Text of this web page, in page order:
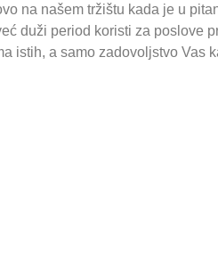
na našem tržištu kada je u
duži period koristi za poslove
istih, a samo zadovoljstvo Vas